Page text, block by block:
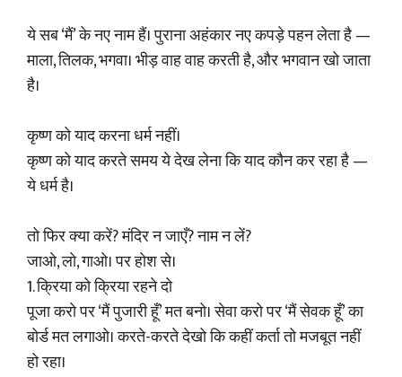
ये सब ‘मैं’ के नए नाम हैं। पुराना अहंकार नए कपड़े पहन लेता है —
माला, तिलक, भगवा। भीड़ वाह वाह करती है, और भगवान खो जाता
है।
कृष्ण को याद करना धर्म नहीं।
कृष्ण को याद करते समय ये देख लेना कि याद कौन कर रहा है —
ये धर्म है।
तो फिर क्या करें? मंदिर न जाएँ? नाम न लें?
जाओ, लो, गाओ। पर होश से।
1. क्रिया को क्रिया रहने दो
पूजा करो पर ‘मैं पुजारी हूँ’ मत बनो। सेवा करो पर ‘मैं सेवक हूँ’ का
बोर्ड मत लगाओ। करते-करते देखो कि कहीं कर्ता तो मजबूत नहीं
हो रहा।